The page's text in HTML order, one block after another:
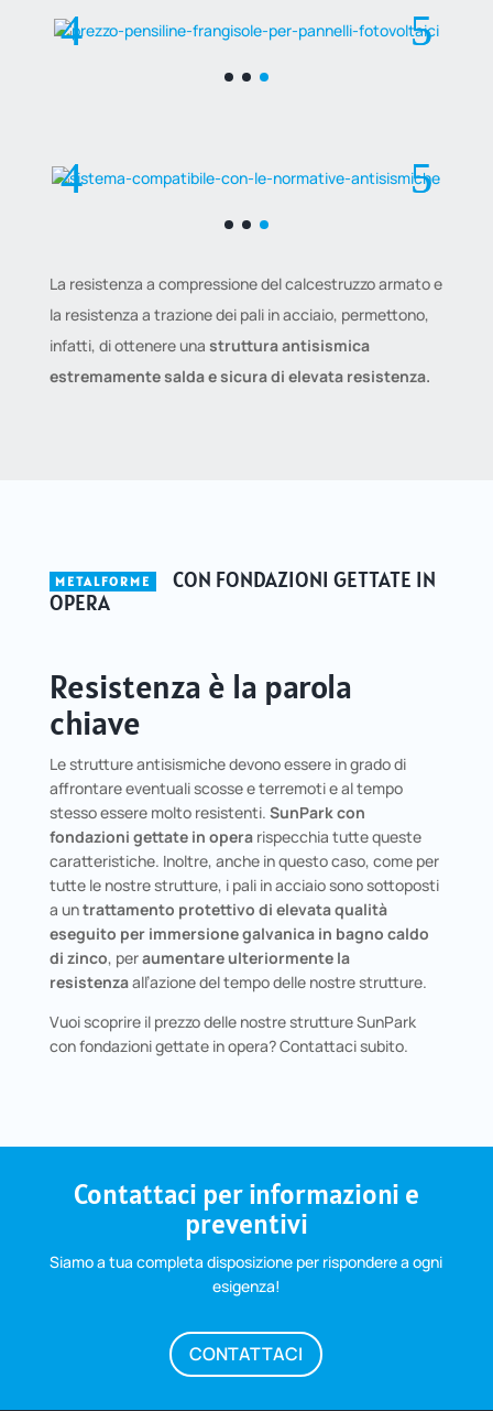
La resistenza a compressione del calcestruzzo armato e
la resistenza a trazione dei pali in acciaio, permettono,
infatti, di ottenere una struttura antisismica
estremamente salda e sicura di elevata resistenza.
METALFORME
CON FONDAZIONI GETTATE IN
OPERA
Resistenza è la parola
chiave
Le strutture antisismiche devono essere in grado di
affrontare eventuali scosse e terremoti e al tempo
stesso essere molto resistenti. SunPark con
fondazioni gettate in opera rispecchia tutte queste
caratteristiche. Inoltre, anche in questo caso, come per
tutte le nostre strutture, i pali in acciaio sono sottoposti
a untrattamento protettivo di elevata qualità
eseguito per immersione galvanica in bagno caldo
di zinco, peraumentare ulteriormente la
resistenzaall’azione del tempo delle nostre strutture.
Vuoi scoprire il prezzo delle nostre strutture SunPark
con fondazioni gettate in opera? Contattaci subito.
Contattaci per informazioni e
preventivi
Siamo a tua completa disposizione per rispondere a ogni
esigenza!
CONTATTACI